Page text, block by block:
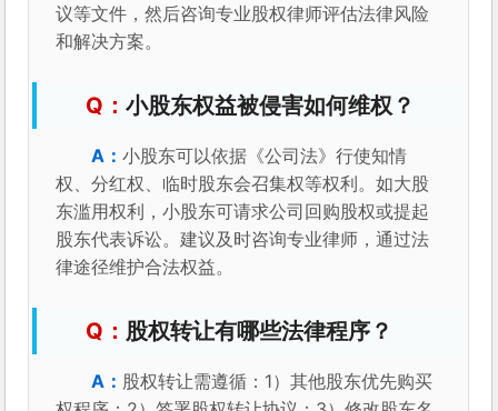
议等文件，然后咨询专业股权律师评估法律风险
和解决方案。
小股东权益被侵害如何维权？
小股东可以依据《公司法》行使知情
权、分红权、临时股东会召集权等权利。如大股
东滥用权利，小股东可请求公司回购股权或提起
股东代表诉讼。建议及时咨询专业律师，通过法
律途径维护合法权益。
股权转让有哪些法律程序？
股权转让需遵循：1）其他股东优先购买